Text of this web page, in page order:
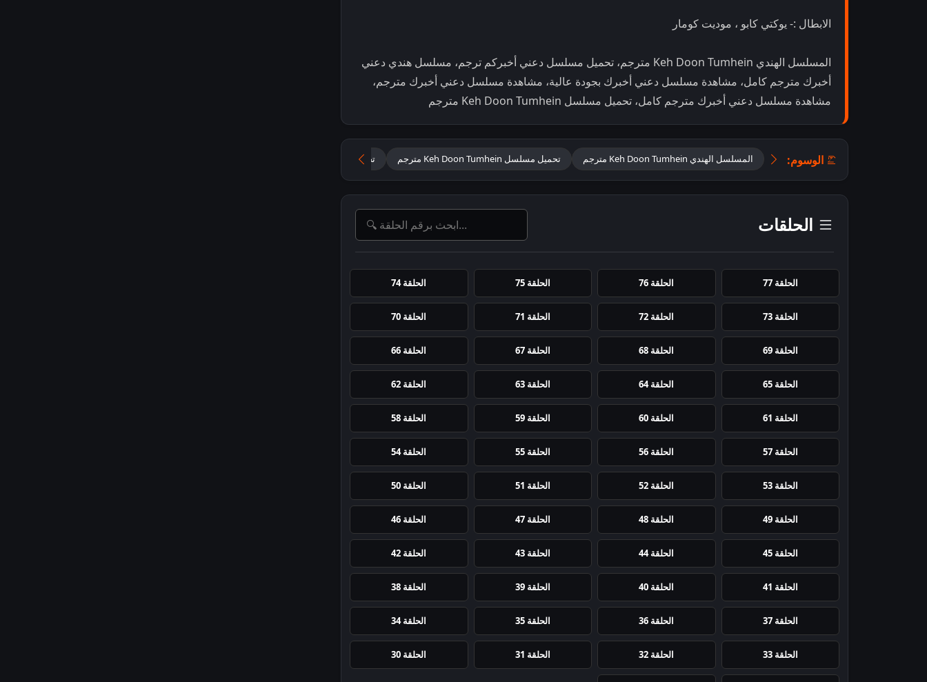
الابطال :- يوكتي كابو ، موديت كومار
المسلسل الهندي Keh Doon Tumhein مترجم، تحميل مسلسل دعني أخبركم ترجم، مسلسل هندي دعني
أخبرك مترجم كامل، مشاهدة مسلسل دعني أخبرك بجودة عالية، مشاهدة مسلسل دعني أخبرك مترجم،
مشاهدة مسلسل دعني أخبرك مترجم كامل، تحميل مسلسل Keh Doon Tumhein مترجم
الوسوم: المسلسل الهندي Keh Doon Tumhein مترجم تحميل مسلسل Keh Doon Tumhein مترجم تحميل مسلسل دعني أخبركم ترجم
الحلقات
الحلقة 77 الحلقة 76 الحلقة 75 الحلقة 74
الحلقة 73 الحلقة 72 الحلقة 71 الحلقة 70
الحلقة 69 الحلقة 68 الحلقة 67 الحلقة 66
الحلقة 65 الحلقة 64 الحلقة 63 الحلقة 62
الحلقة 61 الحلقة 60 الحلقة 59 الحلقة 58
الحلقة 57 الحلقة 56 الحلقة 55 الحلقة 54
الحلقة 53 الحلقة 52 الحلقة 51 الحلقة 50
الحلقة 49 الحلقة 48 الحلقة 47 الحلقة 46
الحلقة 45 الحلقة 44 الحلقة 43 الحلقة 42
الحلقة 41 الحلقة 40 الحلقة 39 الحلقة 38
الحلقة 37 الحلقة 36 الحلقة 35 الحلقة 34
الحلقة 33 الحلقة 32 الحلقة 31 الحلقة 30